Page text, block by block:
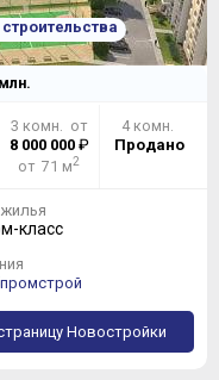
млн.
3 комн. от
8 000 000₽
от 71 м2
4 комн.
Продано
класс
Новостройки